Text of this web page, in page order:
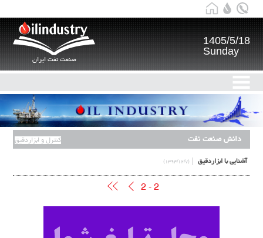
صنعت نفت ایران
1405/5/18
Sunday
دانش صنعت نفت کنترل و ابزاردقیق
آشنایی با ابزاردقیق (۱۳۹۴/۱۲/۷)
2 - 2